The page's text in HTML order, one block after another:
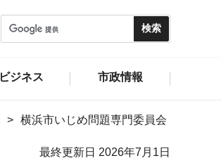
ビジネス 市政情報
横浜市いじめ問題専門委員会
最終更新日 2026年7月1日